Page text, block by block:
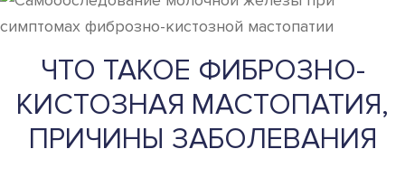
ЧТО ТАКОЕ ФИБРОЗНО-
КИСТОЗНАЯ МАСТОПАТИЯ,
ПРИЧИНЫ ЗАБОЛЕВАНИЯ